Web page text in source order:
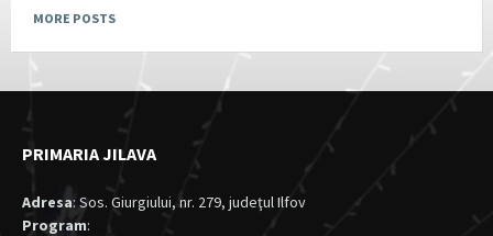
MORE POSTS
PRIMARIA JILAVA
Adresa: Sos. Giurgiului, nr. 279, judeţul Ilfov
Program: